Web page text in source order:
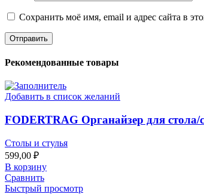
Сохранить моё имя, email и адрес сайта в
Рекомендованные товары
Добавить в список желаний
FODERTRAG Органайзер для стола/
Столы и стулья
599,00 ₽
В корзину
Сравнить
Быстрый просмотр